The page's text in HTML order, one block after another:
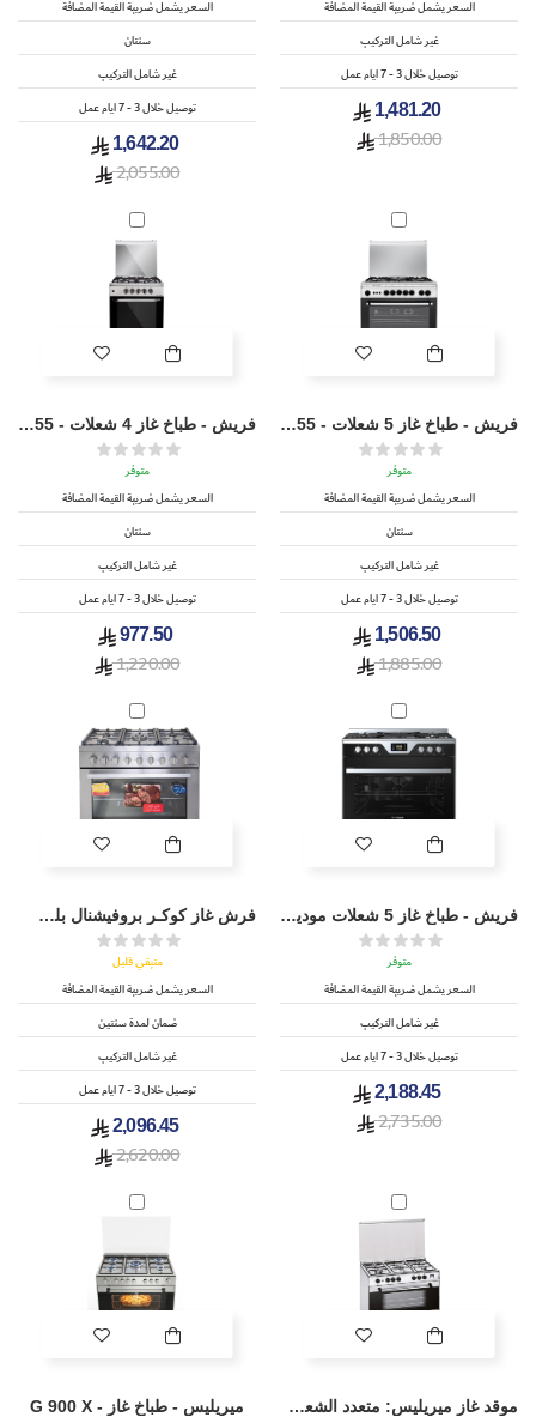
السعر يشمل ضريبة القيمة المضافة
غير شامل التركيب
توصيل خلال 3 - 7 ايام عمل
1,481.20
1,850.00
السعر يشمل ضريبة القيمة المضافة
سنتان
غير شامل التركيب
توصيل خلال 3 - 7 ايام عمل
1,642.20
2,055.00
فريش - طباخ غاز 5 شعلات - FSC8055
متوفر
السعر يشمل ضريبة القيمة المضافة
سنتان
غير شامل التركيب
توصيل خلال 3 - 7 ايام عمل
1,506.50
1,885.00
فريش - طباخ غاز 4 شعلات - FSC5555
متوفر
السعر يشمل ضريبة القيمة المضافة
سنتان
غير شامل التركيب
توصيل خلال 3 - 7 ايام عمل
977.50
1,220.00
فريش - طباخ غاز 5 شعلات مودينا - FSC9060MB
متوفر
السعر يشمل ضريبة القيمة المضافة
غير شامل التركيب
توصيل خلال 3 - 7 ايام عمل
2,188.45
2,735.00
فرش غاز كوكـر بروفيشنال بلس - FSC9060PP
متبقي قليل
السعر يشمل ضريبة القيمة المضافة
ضمان لمدة سنتين
غير شامل التركيب
توصيل خلال 3 - 7 ايام عمل
2,096.45
2,620.00
موقد غاز ميريليس: متعدد الشعلات G 900 X SP ميريليس - طباخ غاز - G 900 X